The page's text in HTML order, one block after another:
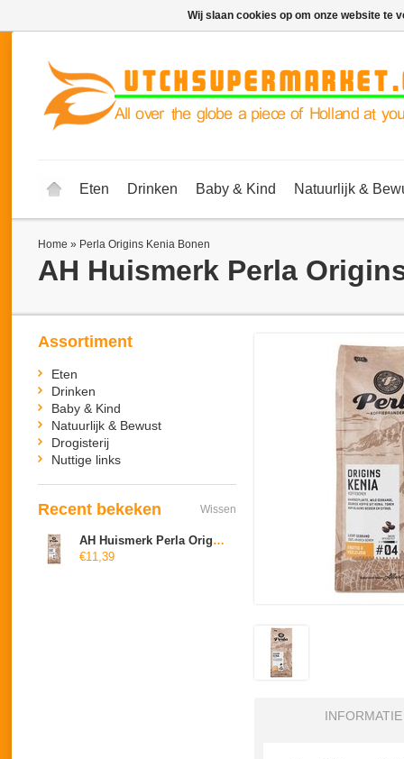
Eten Drinken Baby & Kind Natuurlijk &
Home » Per­la Ori­gins Ke­nia Bo­nen
AH Huismerk Per­la
INFORMATIE
Assortiment
Eten
Drinken
Baby & Kind
Natuurlijk & Bewust
Drogisterij
Nuttige links
Recent bekeken Wissen
AH Huismerk Per­la Ori­gins Ke­nia Bo­nen
€11,39
Wij slaan cookies op om onze website te